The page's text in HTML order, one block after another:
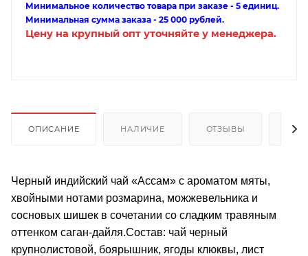
Минимальное количество товара при заказе - 5 единиц.
Минимальная сумма заказа - 25 000 рублей.
Цену на крупный опт уточняйте у менеджера.
ОПИСАНИЕ НАЛИЧИЕ ОТЗЫВЫ
Черный индийский чай «Ассам» с ароматом мяты,
хвойными нотами розмарина, можжевельника и
сосновых шишек в сочетании со сладким травяным
оттенком саган-дайля.Состав: чай черный
крупнолистовой, боярышник, ягоды клюквы, лист